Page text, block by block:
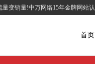
变销量!中万网络15年金牌网站
首页